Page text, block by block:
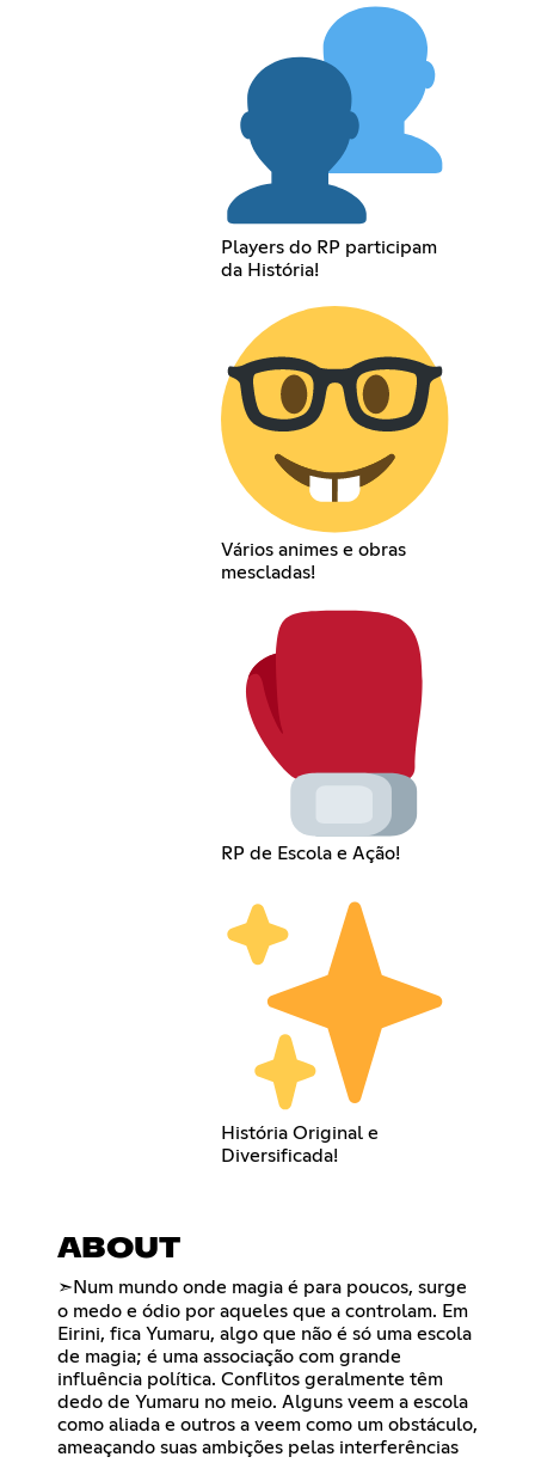
Players do RP participam
da História!
Vários animes e obras
mescladas!
RP de Escola e Ação!
História Original e
Diversificada!
ABOUT
➣ㅤㅤㅤㅤNum mundo onde magia é para poucos, surge
o medo e ódio por aqueles que a controlam. Em
Eirini, fica Yumaru, algo que não é só uma escola
de magia; é uma associação com grande
influência política. Conflitos geralmente têm
dedo de Yumaru no meio. Alguns veem a escola
como aliada e outros a veem como um obstáculo,
ameaçando suas ambições pelas interferências